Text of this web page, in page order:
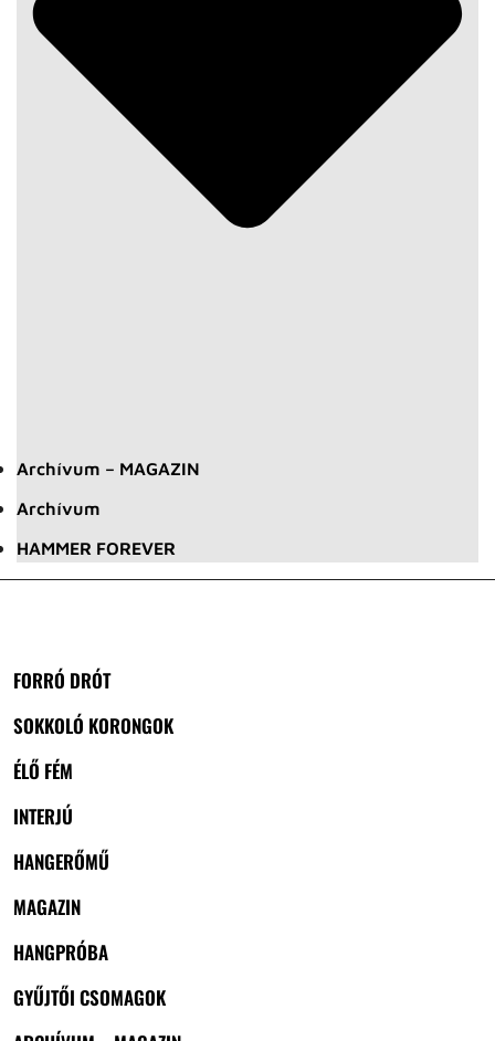
Archívum – MAGAZIN
Archívum
HAMMER FOREVER
FORRÓ DRÓT
SOKKOLÓ KORONGOK
ÉLŐ FÉM
INTERJÚ
HANGERŐMŰ
MAGAZIN
HANGPRÓBA
GYŰJTŐI CSOMAGOK